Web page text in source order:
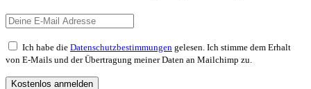
Ich habe die Datenschutzbestimmungen gelesen. Ich stimme dem Erhalt
von E-Mails und der Übertragung meiner Daten an Mailchimp zu.